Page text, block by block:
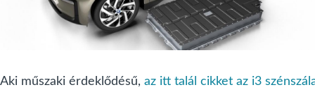
Aki műszaki érdeklődésű, az itt talál cikket az i3